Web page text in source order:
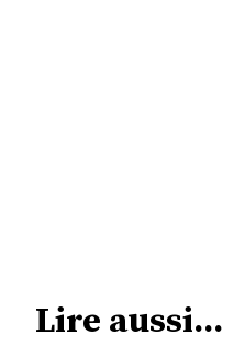
Lire aussi...